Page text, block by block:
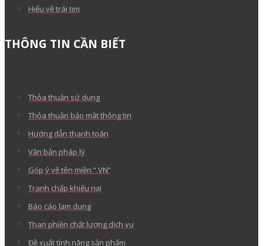
Hiểu về trái tim
THÔNG TIN CẦN BIẾT
Thỏa thuận sử dụng
Thỏa thuận bảo mật thông tin
Hướng dẫn thanh toán
Văn bản pháp lý
Góp ý về tên miền “.VN”
Tranh chấp khiếu nại
Báo cáo lạm dụng
Than phiền chất lượng dịch vụ
Đề xuất tính năng sản phẩm